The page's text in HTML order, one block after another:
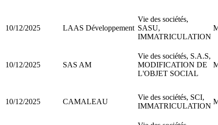
10/12/2025 LAAS Développement
Vie des sociétés,
SASU,
IMMATRICULATION
10/12/2025 SAS AM
Vie des sociétés, S.A.S,
MODIFICATION DE
L'OBJET SOCIAL
10/12/2025 CAMALEAU
Vie des sociétés, SCI,
IMMATRICULATION